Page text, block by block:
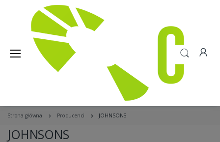
Strona główna Producenci JOHNSONS
JOHNSONS